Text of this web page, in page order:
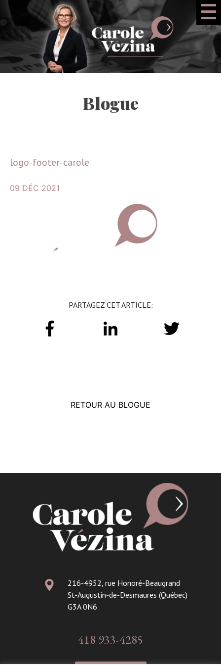
Blogue
logo-footer-carole
09 DÉC 2021
PARTAGEZ CET ARTICLE:
RETOUR AU BLOGUE
216-4952, rue Honoré-Beaugrand
St-Augustin-de-Desmaures (Québec)
G3A 0N6
418 933-4285